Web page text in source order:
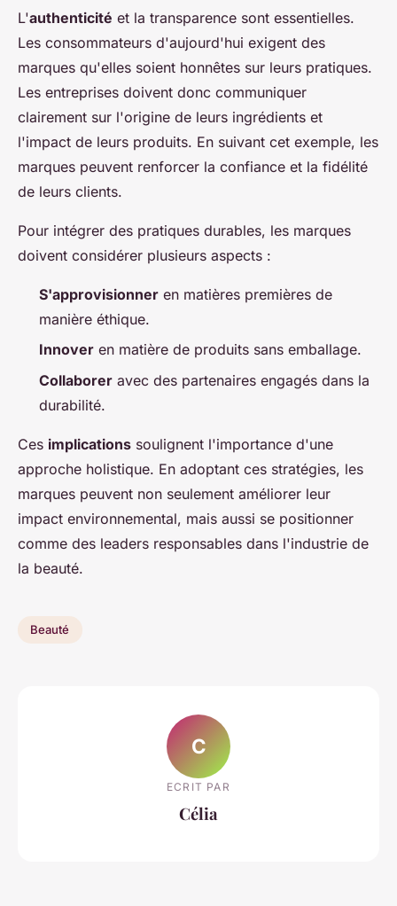
L'authenticité et la transparence sont essentielles.
Les consommateurs d'aujourd'hui exigent des
marques qu'elles soient honnêtes sur leurs pratiques.
Les entreprises doivent donc communiquer
clairement sur l'origine de leurs ingrédients et
l'impact de leurs produits. En suivant cet exemple, les
marques peuvent renforcer la confiance et la fidélité
de leurs clients.
Pour intégrer des pratiques durables, les marques
doivent considérer plusieurs aspects :
S'approvisionner en matières premières de
manière éthique.
Innover en matière de produits sans emballage.
Collaborer avec des partenaires engagés dans la
durabilité.
Ces implications soulignent l'importance d'une
approche holistique. En adoptant ces stratégies, les
marques peuvent non seulement améliorer leur
impact environnemental, mais aussi se positionner
comme des leaders responsables dans l'industrie de
la beauté.
Beauté
C
ECRIT PAR
Célia